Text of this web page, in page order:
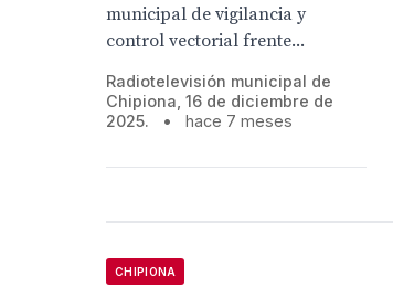
municipal de vigilancia y
control vectorial frente...
Radiotelevisión municipal de
Chipiona, 16 de diciembre de
2025.
• hace 7 meses
CHIPIONA